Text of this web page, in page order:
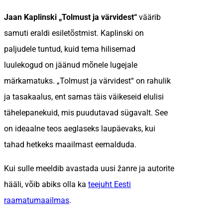
Jaan Kaplinski „Tolmust ja värvidest“ väärib
samuti eraldi esiletõstmist. Kaplinski on
paljudele tuntud, kuid tema hilisemad
luulekogud on jäänud mõnele lugejale
märkamatuks. „Tolmust ja värvidest“ on rahulik
ja tasakaalus, ent samas täis väikeseid elulisi
tähelepanekuid, mis puudutavad sügavalt. See
on ideaalne teos aeglaseks laupäevaks, kui
tahad hetkeks maailmast eemalduda.
Kui sulle meeldib avastada uusi žanre ja autorite
hääli, võib abiks olla ka teejuht Eesti
raamatumaailmas.